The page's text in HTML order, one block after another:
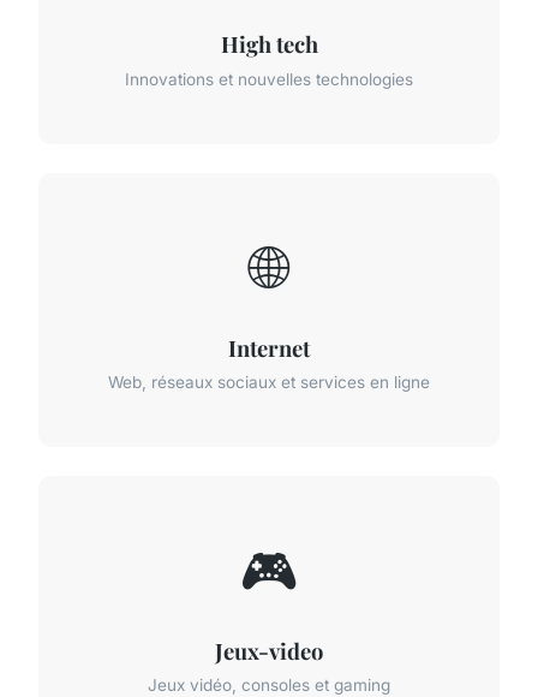
High tech
Innovations et nouvelles technologies
🌐
Internet
Web, réseaux sociaux et services en ligne
🎮
Jeux-video
Jeux vidéo, consoles et gaming